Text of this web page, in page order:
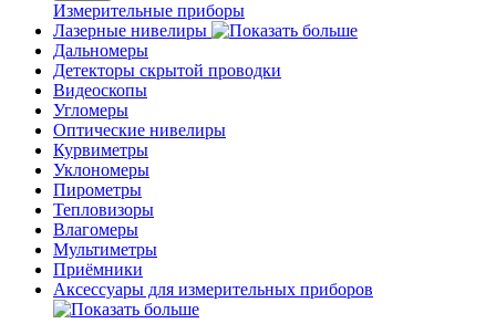
Измерительные приборы
Лазерные нивелиры
Дальномеры
Детекторы скрытой проводки
Видеоскопы
Угломеры
Оптические нивелиры
Курвиметры
Уклономеры
Пирометры
Тепловизоры
Влагомеры
Мультиметры
Приёмники
Аксессуары для измерительных приборов